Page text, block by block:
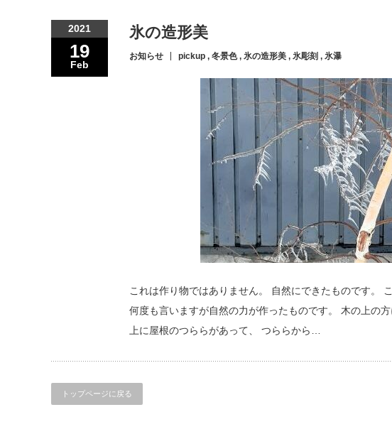
2021
19
Feb
氷の造形美
お知らせ pickup , 冬景色, 氷の造形美 , 氷彫刻 , 氷瀑
これは作り物ではありません。 自然にできたものです。
何度も言いますが自然の力が作ったものです。 木の上
上に屋根のつららがあって、 つららから…
トップページに戻る